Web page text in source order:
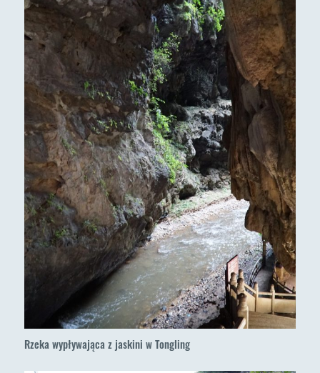
Rzeka wypływająca z jaskini w Tongling